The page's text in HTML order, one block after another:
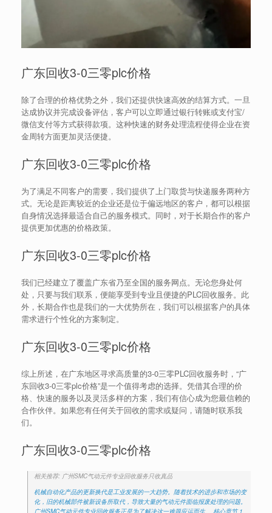
广东回收3-0三零plc价格
除了合理的价格优势之外，我们还提供快速高效的结算方式。一旦
达成协议并完成设备评估，客户可以立即通过银行转账或支付宝/
微信支付等方式获得款项。这种快速的财务处理流程使得企业在资
金周转方面更加灵活便捷。
广东回收3-0三零plc价格
为了满足不同客户的需要，我们提供了上门取货与快递服务两种方
式。无论是距离较近的企业还是位于偏远地区的客户，都可以根据
自身情况选择最适合自己的服务模式。同时，对于长期合作的客户
提供更加优惠的价格政策。
广东回收3-0三零plc价格
我们已经建立了覆盖广东省乃至全国的服务网点。无论您身处何
处，只要与我们联系，便能享受到专业且便捷的PLC回收服务。此
外，长期合作也是我们的一大优势所在，我们可以根据客户的具体
需求进行个性化的方案制定。
广东回收3-0三零plc价格
综上所述，在广东地区寻求高质量的3-0三零PLC回收服务时，“广
东回收3-0三零plc价格”是一个值得考虑的选择。凭借其合理的价
格、快速的服务以及灵活多样的方案，我们有信心成为您最信赖的
合作伙伴。如果您有任何关于回收的需求或疑问，请随时联系我
们。
广东回收3-0三零plc价格
相关推荐: 广州SMC气动元件专业回收服务只收真品
机械自动化产品的更新换代是工业发展的一大趋势。随着技术的进步和市场的变
化，旧的机械部件被新设备所取代，导致大量的气动元件面临报废处理的问题。